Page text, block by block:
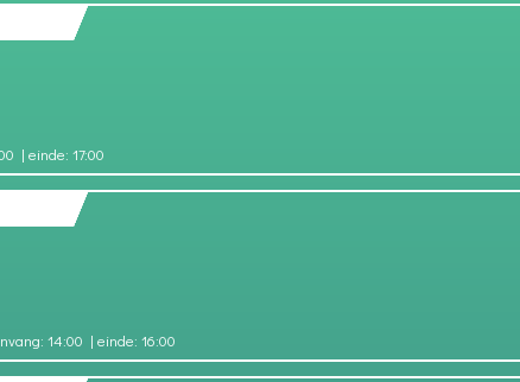
| einde: 17:00
14:00 | einde: 16:00